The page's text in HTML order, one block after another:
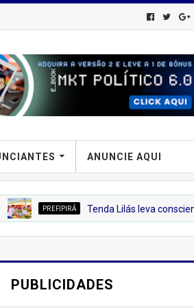
ANUNCIE AQUI
Tenda Lilás leva conscientização
PUBLICIDADES